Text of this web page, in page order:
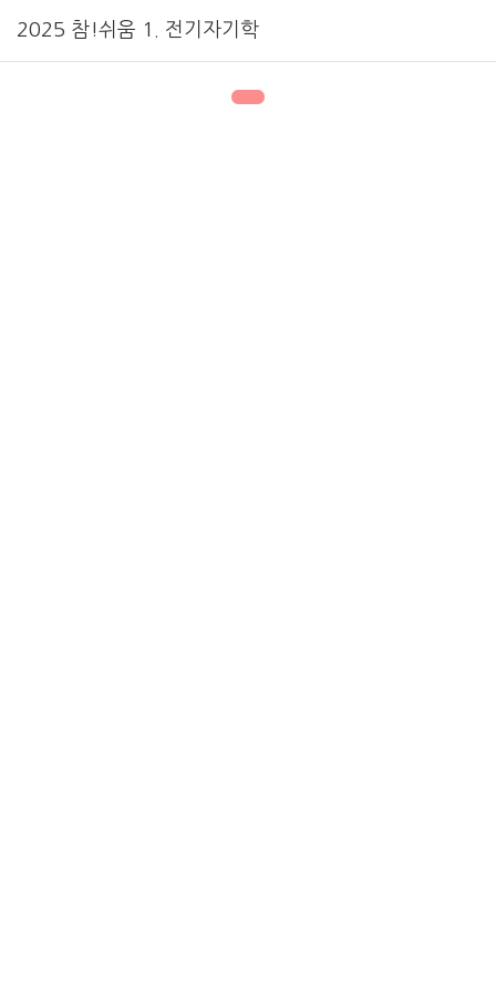
2025 참!쉬움 1. 전기자기학
1